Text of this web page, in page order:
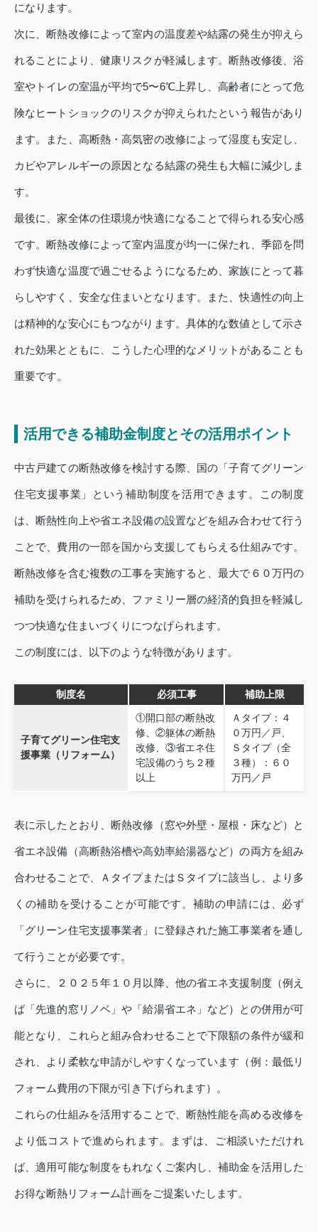
になります。
次に、断熱改修によって室内の温度差や結露の発生が抑えら
れることにより、健康リスクが軽減します。断熱改修後、浴
室やトイレの室温が平均で5〜6℃上昇し、高齢者にとって危
険なヒートショックのリスクが抑えられたという報告があり
ます。また、高断熱・高気密の改修によって湿度も安定し、
カビやアレルギーの原因となる結露の発生も大幅に減少しま
す。
最後に、家全体の住環境が快適になることで得られる安心感
です。断熱改修によって室内温度が均一に保たれ、季節を問
わず快適な温度で過ごせるようになるため、家族にとって暮
らしやすく、安全な住まいとなります。また、快適性の向上
は精神的な安心にもつながります。具体的な数値として示さ
れた効果とともに、こうした心理的なメリットがあることも
重要です。
活用できる補助金制度とその活用ポイント
中古戸建ての断熱改修を検討する際、国の「子育てグリーン
住宅支援事業」という補助制度を活用できます。この制度
は、断熱性向上や省エネ設備の設置などを組み合わせて行う
ことで、費用の一部を国から支援してもらえる仕組みです。
断熱改修を含む複数の工事を実施すると、最大で６０万円の
補助を受けられるため、ファミリー層の経済的負担を軽減し
つつ快適な住まいづくりにつなげられます。
この制度には、以下のような特徴があります。
制度名 必須工事 補助上限
子育てグリーン住宅支
援事業（リフォーム）
①開口部の断熱改
修、②躯体の断熱
改修、③省エネ住
宅設備のうち２種
以上
Ａタイプ：４
０万円／戸、
Ｓタイプ（全
３種）：６０
万円／戸
表に示したとおり、断熱改修（窓や外壁・屋根・床など）と
省エネ設備（高断熱浴槽や高効率給湯器など）の両方を組み
合わせることで、ＡタイプまたはＳタイプに該当し、より多
くの補助を受けることが可能です。補助の申請には、必ず
「グリーン住宅支援事業者」に登録された施工事業者を通し
て行うことが必要です。
さらに、２０２５年１０月以降、他の省エネ支援制度（例え
ば「先進的窓リノベ」や「給湯省エネ」など）との併用が可
能となり、これらと組み合わせることで下限額の条件が緩和
され、より柔軟な申請がしやすくなっています（例：最低リ
フォーム費用の下限が引き下げられます）。
これらの仕組みを活用することで、断熱性能を高める改修を
より低コストで進められます。まずは、ご相談いただけれ
ば、適用可能な制度をもれなくご案内し、補助金を活用した
お得な断熱リフォーム計画をご提案いたします。